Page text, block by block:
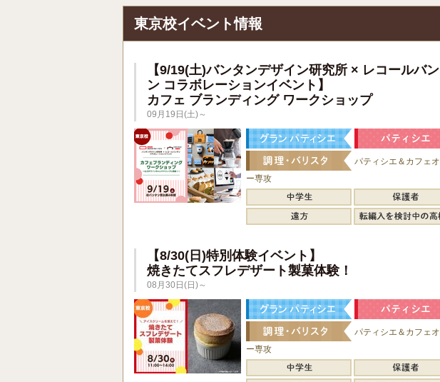
東京校イベント情報
【9/19(土)バンタンデザイン研究所 × レコールバ
ン コラボレーションイベント】
カフェ ブランディング ワークショップ
09月19日(土)～
パティシエ＆カフェ
ー専攻
【8/30(日)特別体験イベント】
焼きたてスフレデザート製菓体験！
08月30日(日)～
パティシエ＆カフェ
ー専攻